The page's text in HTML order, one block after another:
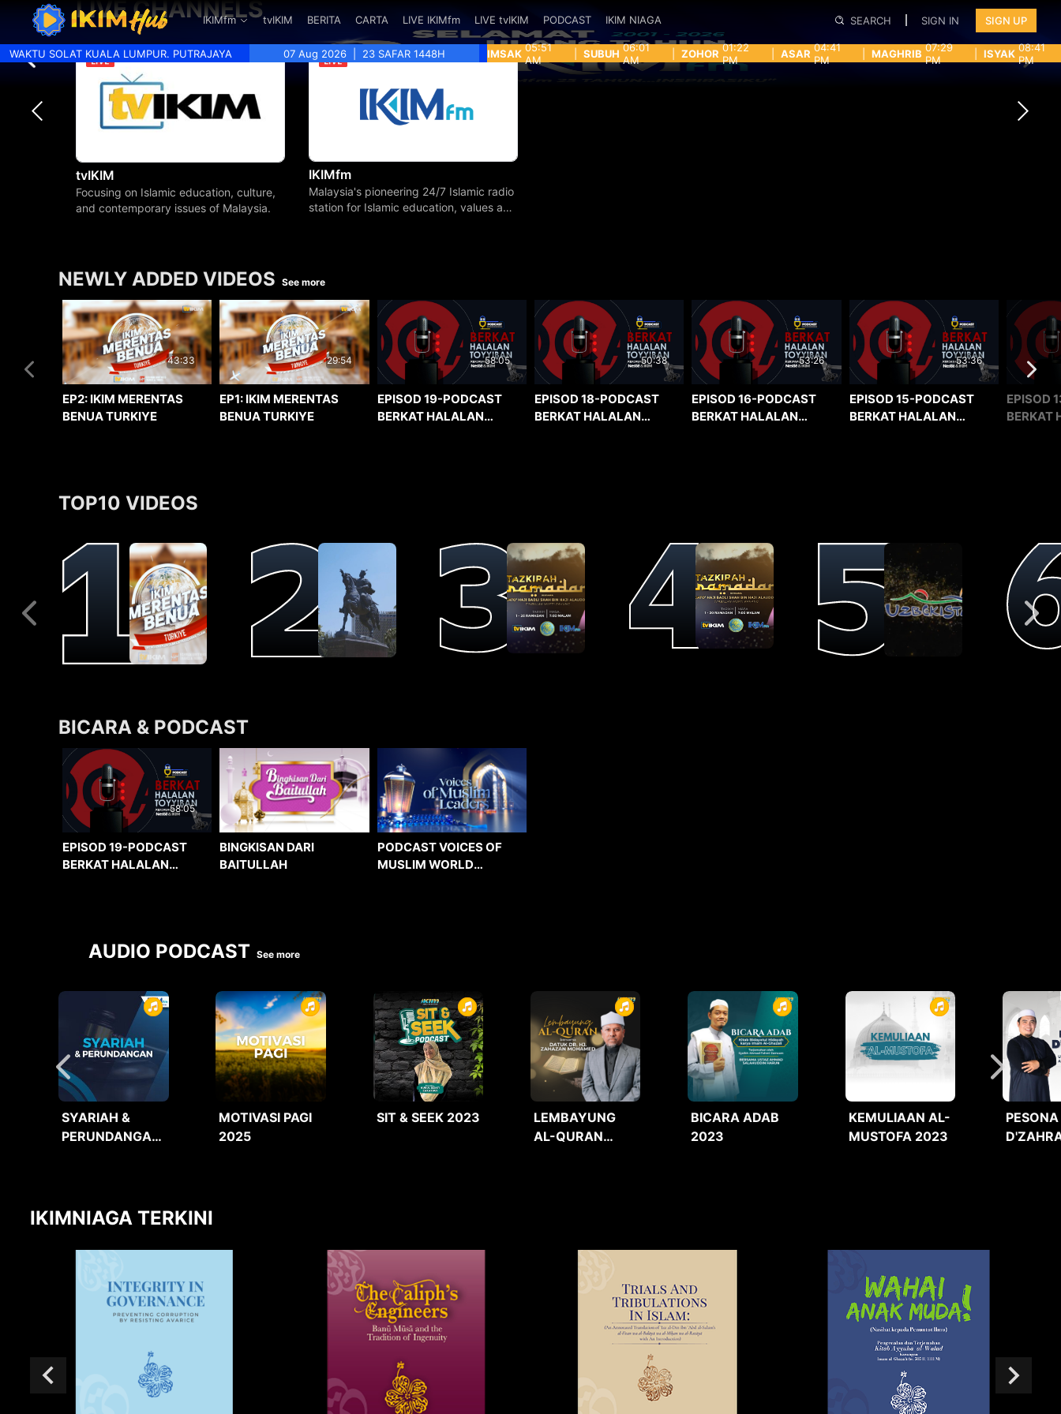
IKIMfm tvIKIM BERITA CARTA LIVE IKIMfm LIVE tvIKIM PODCAST IKIM NIAGA SEARCH SIGN IN SIGN UP
WAKTU SOLAT KUALA LUMPUR. PUTRAJAYA 07 Aug 2026 23 SAFAR 1448H IMSAK 05:51
AM
SUBUH 06:01
AM
ZOHOR 01:22
PM
ASAR 04:41
PM
MAGHRIB 07:29
PM
ISYAK 08:41
PM
LIVE CHANNELS
tvIKIM
Focusing on Islamic education, culture,
and contemporary issues of Malaysia.
IKIMfm
Malaysia's pioneering 24/7 Islamic radio
station for Islamic education, values and
NEWLY ADDED VIDEOS See more
43:33
EP2: IKIM MERENTAS
BENUA TURKIYE
29:54
EP1: IKIM MERENTAS
BENUA TURKIYE
58:05
EPISOD 19-PODCAST
BERKAT HALALAN
50:38
EPISOD 18-PODCAST
BERKAT HALALAN
53:26
EPISOD 16-PODCAST
BERKAT HALALAN
53:36
EPISOD 15-PODCAST
BERKAT HALALAN
EPISOD
BERKAT
TOP10 VIDEOS
BICARA & PODCAST
58:05
EPISOD 19-PODCAST
BERKAT HALALAN
BINGKISAN DARI
BAITULLAH
PODCAST VOICES OF
MUSLIM WORLD
AUDIO PODCAST See more
SYARIAH &
PERUNDANGAN
MOTIVASI PAGI
2025
SIT & SEEK 2023
LEMBAYUNG
AL-QURAN
BICARA ADAB
2023
KEMULIAAN AL-
MUSTOFA 2023
PESONA
IKIMNIAGA TERKINI